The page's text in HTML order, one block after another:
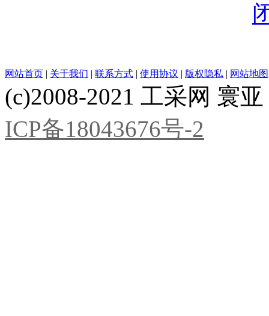
网站首页 | 关于我们 | 联系方式 | 使用协议 | 版权隐私 | 网站地图
(c)2008-2021 工采网 寰
ICP备18043676号-2